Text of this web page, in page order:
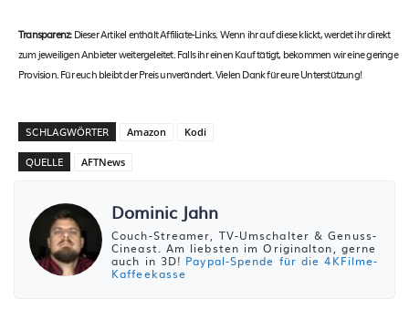
Transparenz:Dieser Artikel enthält Affiliate-Links. Wenn ihr auf diese klickt, werdet ihr direkt
zum jeweiligen Anbieter weitergeleitet. Falls ihr einen Kauf tätigt, bekommen wir eine geringe
Provision. Für euch bleibt der Preis unverändert. Vielen Dank für eure Unterstützung!
SCHLAGWÖRTER Amazon Kodi
QUELLE AFTNews
Dominic Jahn
Couch-Streamer, TV-Umschalter & Genuss-
Cineast. Am liebsten im Originalton, gerne
auch in 3D! Paypal-Spende für die 4KFilme-
Kaffeekasse